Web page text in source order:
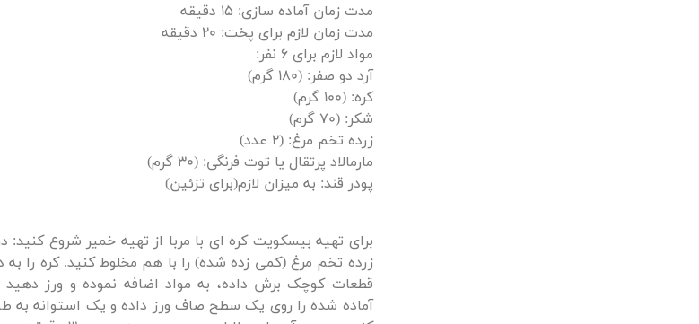
مدت زمان آماده سازی: 15 دقیقه
مدت زمان لازم برای پخت: 20 دقیقه
مواد لازم برای 6 نفر:
آرد دو صفر: (180 گرم)
کره: (100 گرم)
شکر: (70 گرم)
زرده تخم مرغ: (2 عدد)
مارمالاد پرتقال یا توت فرنگی: (30 گرم)
پودر قند: به میزان لازم(برای تزئین)
برای تهیه بیسکویت کره ای با مربا از تهیه خمیر شروع
زرده تخم مرغ (کمی زده شده) را با هم مخلوط کنید. کره را
قطعات کوچک برش داده، به مواد اضافه نموده و ورز